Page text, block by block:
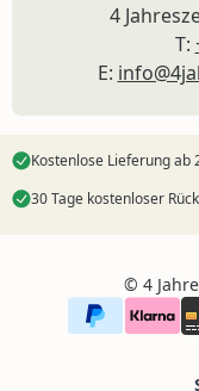
4
T:
E:
Kostenlose Lieferung ab
30 Tage kostenloser
©️ 4